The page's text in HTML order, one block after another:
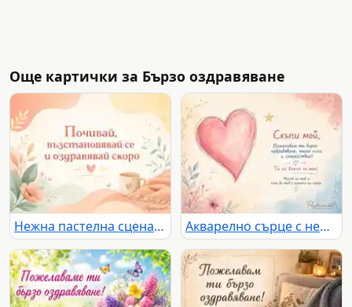
Още картички за Бързо оздравяване
Нежна пастелна сцена с цветя, чаша и послание за бързо оздравяване Акварелно сърце с нежно послание за бързо оздравяване